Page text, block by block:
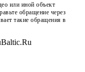
или иной объект
обращение через
такие обращения в